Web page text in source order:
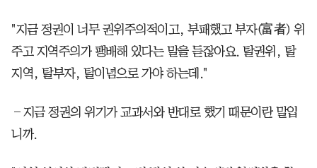
"지금 정권이 너무 권위주의적이고, 부패했고 부자(富者) 위
주고 지역주의가 팽배해 있다는 말을 듣잖아요. 탈권위, 탈
지역, 탈부자, 탈이념으로 가야 하는데."
―지금 정권의 위기가 교과서와 반대로 했기 때문이란 말입
니까.